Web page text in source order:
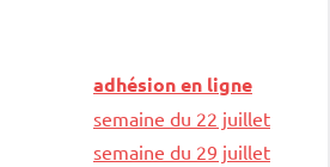
adhésion en ligne
semaine du 22 juillet
semaine du 29 juillet